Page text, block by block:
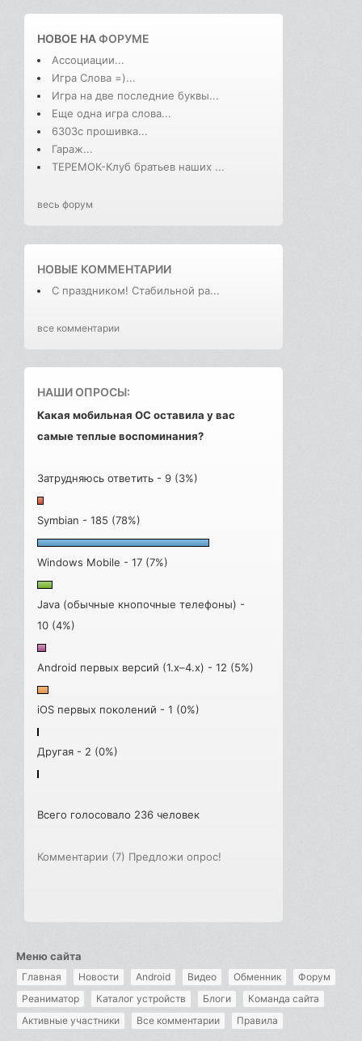
НОВОЕ НАФОРУМЕ
Ассоциации...
Игра Слова =)...
Игра на две последние буквы...
Еще одна игра слова...
6303с прошивка...
Гараж...
ТЕРЕМОК-Клуб братьев наших ...
весь форум
НОВЫЕ КОММЕНТАРИИ
С праздником! Стабильной ра...
все комментарии
НАШИ ОПРОСЫ:
Какая мобильная ОС оставила у вас
самые теплые воспоминания?
Затрудняюсь ответить - 9 (3%)
Symbian - 185 (78%)
Windows Mobile - 17 (7%)
Java (обычные кнопочные телефоны) -
10 (4%)
Android первых версий (1.x–4.x) - 12 (5%)
iOS первых поколений - 1 (0%)
Другая - 2 (0%)
Всего голосовало 236 человек
Комментарии (7) Предложи опрос!
Меню сайта
Главная Новости Android Видео Обменник
Форум
Реаниматор
Каталог устройств Блоги
Команда сайта
Активные участники
Все комментарии Правила